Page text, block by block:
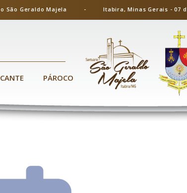
São Geraldo Majela - Itabira, Minas Gerais -
PÁROCO